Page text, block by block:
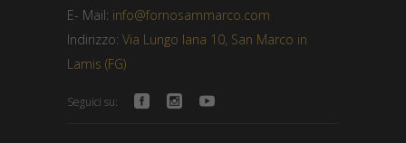
E- Mail: info@fornosammarco.com
Indirizzo: Via Lungo Iana 10, San Marco in
Lamis (FG)
Seguici su: